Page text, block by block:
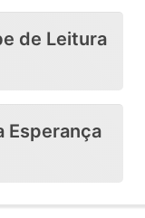
de Leitura
Esperança